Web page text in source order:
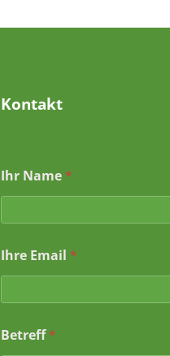
Kontakt
Ihr Name *
h
r
*
Ihre Email *
Betreff*